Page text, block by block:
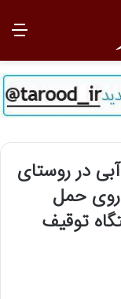
در روستای
علیه ۱۹ خودروی حمل
اعلام جرم و ۲ دستگاه توقیف